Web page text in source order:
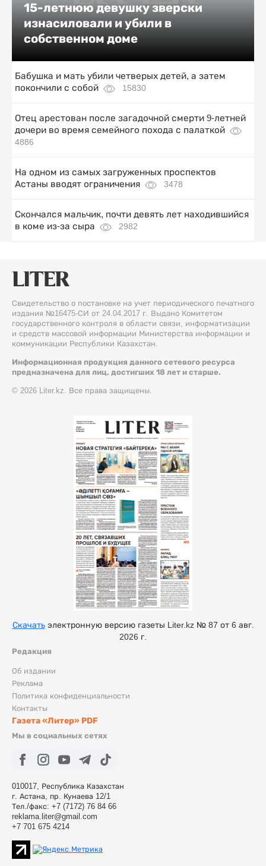
15-летнюю девушку зверски
изнасиловали и убили в
собственном доме
Бабушка и мать убили четверых детей, а затем
покончили с собой
15830
Отец арестован после загадочной смерти 9-летней
дочери во время семейного похода с палаткой
4886
На одном из самых загруженных проспектов
Астаны вводят ограничения
3478
Скончался мальчик, почти девять лет находившийся
в коме из-за сыра
2982
Свидетельство о постановке на учет периодического печатного
издания №16475-СИ от 24.04.2017 г. Выдано Комитетом
государственного контроля в области связи, информатизации
и средств массовой информации Министерства информации и
коммуникации Республики Казахстан.
Информационная продукция данного сетевого ресурса
предназначена для лиц, достигших 18 лет и старше.
© 2026 Liter.kz. Все права защищены.
Редакция
Об издании
Реклама
Политика конфиденциальности
Контакты
Газета «Литер» PDF
Мы в социальных сетях
010017, Республика Казахстан
г. Астана, пр. Кунаева 12/1
Тел./факс: +7 (7172) 76 84 66
reklama.liter@gmail.com
+7 701 675 4214
Скачатьэлектронную версию газеты Liter.kz № 87 от 6 авг.
2026 г.